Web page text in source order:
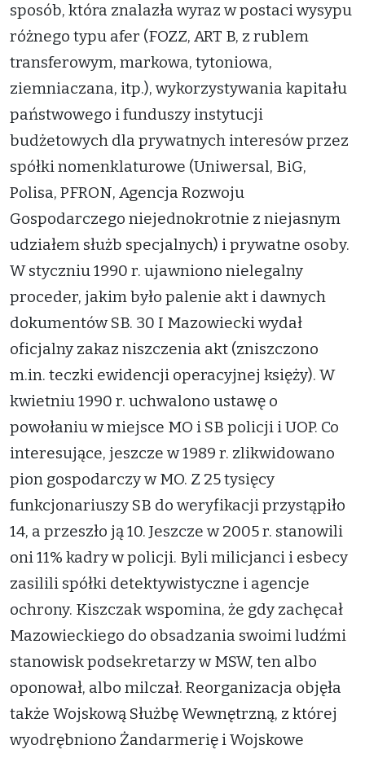
sposób, która znalazła wyraz w postaci wysypu
różnego typu afer (FOZZ, ART B, z rublem
transferowym, markowa, tytoniowa,
ziemniaczana, itp.), wykorzystywania kapitału
państwowego i funduszy instytucji
budżetowych dla prywatnych interesów przez
spółki nomenklaturowe (Uniwersal, BiG,
Polisa, PFRON, Agencja Rozwoju
Gospodarczego niejednokrotnie z niejasnym
udziałem służb specjalnych) i prywatne osoby.
W styczniu 1990 r. ujawniono nielegalny
proceder, jakim było palenie akt i dawnych
dokumentów SB. 30 I Mazowiecki wydał
oficjalny zakaz niszczenia akt (zniszczono
m.in. teczki ewidencji operacyjnej księży). W
kwietniu 1990 r. uchwalono ustawę o
powołaniu w miejsce MO i SB policji i UOP. Co
interesujące, jeszcze w 1989 r. zlikwidowano
pion gospodarczy w MO. Z 25 tysięcy
funkcjonariuszy SB do weryfikacji przystąpiło
14, a przeszło ją 10. Jeszcze w 2005 r. stanowili
oni 11% kadry w policji. Byli milicjanci i esbecy
zasilili spółki detektywistyczne i agencje
ochrony. Kiszczak wspomina, że gdy zachęcał
Mazowieckiego do obsadzania swoimi ludźmi
stanowisk podsekretarzy w MSW, ten albo
oponował, albo milczał. Reorganizacja objęła
także Wojskową Służbę Wewnętrzną, z której
wyodrębniono Żandarmerię i Wojskowe